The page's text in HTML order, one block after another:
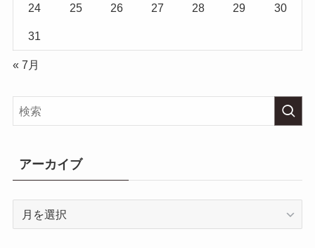
24 25 26 27 28 29 30
31
« 7月
アーカイブ